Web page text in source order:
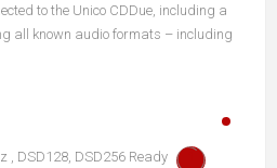
to the Unico CDDue, including a
all known audio formats – including
, DSD128, DSD256 Ready